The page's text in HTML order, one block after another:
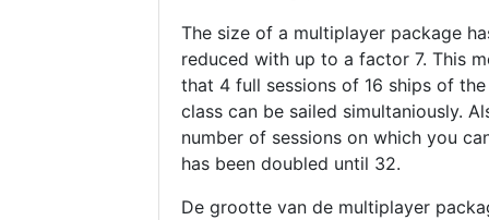
The size of a multiplayer package
reduced with up to a factor 7. This
that 4 full sessions of 16 ships of
class can be sailed simultaniously.
number of sessions on which you
has been doubled until 32.
De grootte van de multiplayer